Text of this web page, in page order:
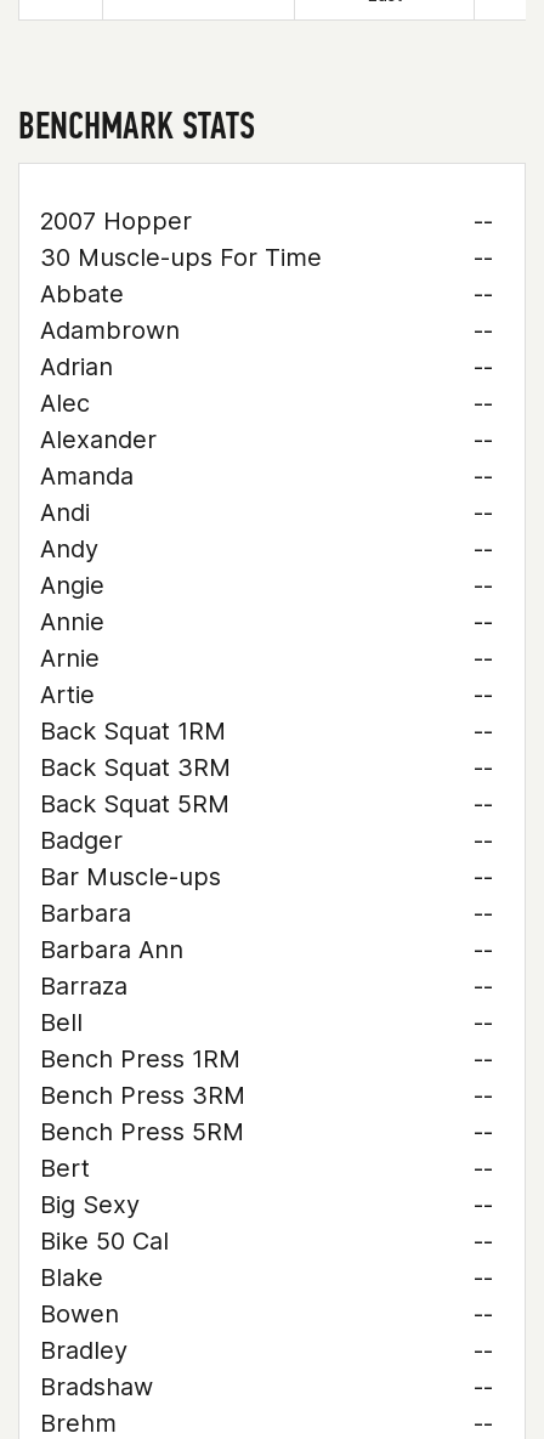
BENCHMARK STATS
2007 Hopper
--
30 Muscle-ups For Time
--
Abbate
--
Adambrown
--
Adrian
--
Alec
--
Alexander
--
Amanda
--
Andi
--
Andy
--
Angie
--
Annie
--
Arnie
--
Artie
--
Back Squat 1RM
--
Back Squat 3RM
--
Back Squat 5RM
--
Badger
--
Bar Muscle-ups
--
Barbara
--
Barbara Ann
--
Barraza
--
Bell
--
Bench Press 1RM
--
Bench Press 3RM
--
Bench Press 5RM
--
Bert
--
Big Sexy
--
Bike 50 Cal
--
Blake
--
Bowen
--
Bradley
--
Bradshaw
--
Brehm
--